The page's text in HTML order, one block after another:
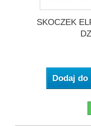
SKOCZEK
Dodaj do